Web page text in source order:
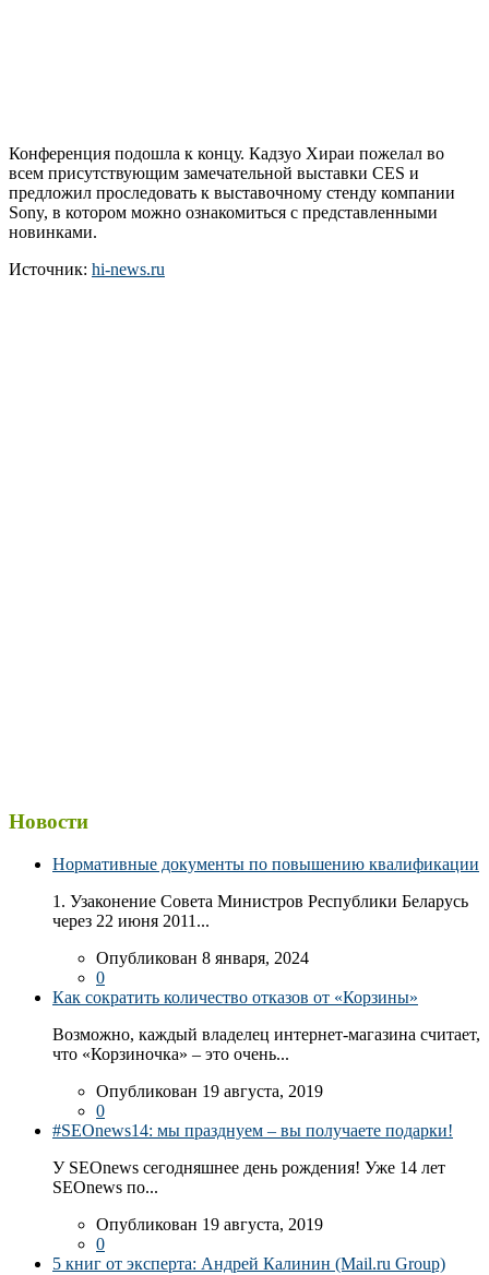
Конференция подошла к концу. Кадзуо Хираи пожелал во
всем присутствующим замечательной выставки CES и
предложил проследовать к выставочному стенду компании
Sony, в котором можно ознакомиться с представленными
новинками.
Источник: hi-news.ru
Новости
Нормативные документы по повышению квалификации
1. Узаконение Совета Министров Республики Беларусь
через 22 июня 2011...
Опубликован 8 января, 2024
0
Как сократить количество отказов от «Корзины»
Возможно, каждый владелец интернет-магазина считает,
что «Корзиночка» – это очень...
Опубликован 19 августа, 2019
0
#SEOnews14: мы празднуем – вы получаете подарки!
У SEOnews сегодняшнее день рождения! Уже 14 лет
SEOnews по...
Опубликован 19 августа, 2019
0
5 книг от эксперта: Андрей Калинин (Mail.ru Group)